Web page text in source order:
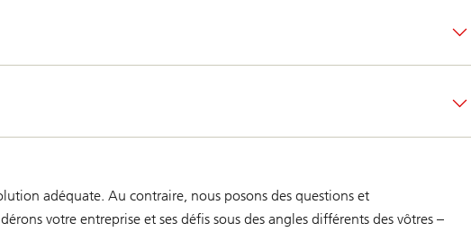
adéquate. Au contraire, nous posons des questions et
votre entreprise et ses défis sous des angles différents des vôtres –